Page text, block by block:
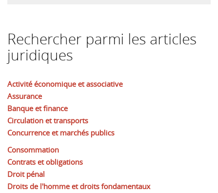
Rechercher parmi les articles
juridiques
Activité économique et associative
Assurance
Banque et finance
Circulation et transports
Concurrence et marchés publics
Consommation
Contrats et obligations
Droit pénal
Droits de l'homme et droits fondamentaux